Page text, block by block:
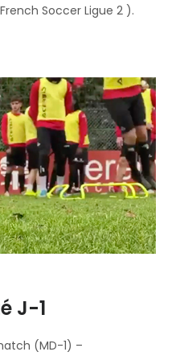
Soccer Ligue 2 ).
J-1
(MD-1) –